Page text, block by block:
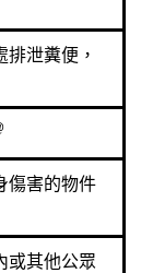
泄糞便，
傷害的物件
或其他公眾